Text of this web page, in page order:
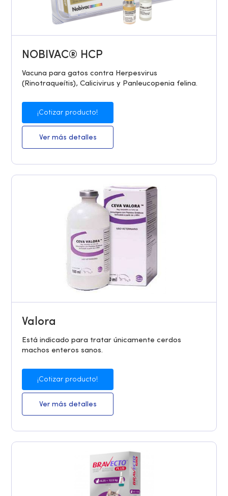
NOBIVAC® HCP
Vacuna para gatos contra Herpesvirus
(Rinotraqueítis), Calicivirus y Panleucopenia felina.
¡Cotizar producto!
Ver más detalles
Valora
Está indicado para tratar únicamente cerdos
machos enteros sanos.
¡Cotizar producto!
Ver más detalles